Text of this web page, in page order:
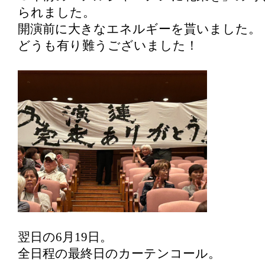
られました。
開演前に大きなエネルギーを貰いました。
どうも有り難うございました！
翌日の6月19日。
全日程の最終日のカーテンコール。